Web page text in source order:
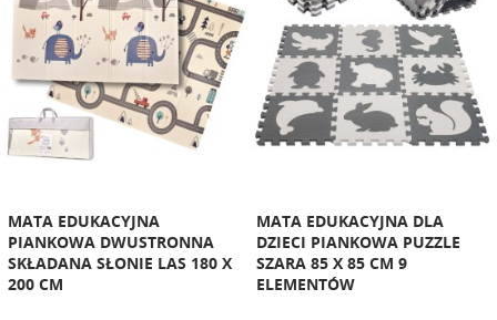
MATA EDUKACYJNA
PIANKOWA DWUSTRONNA
SKŁADANA SŁONIE LAS 180 X
200 CM
MATA EDUKACYJNA DLA
DZIECI PIANKOWA PUZZLE
SZARA 85 X 85 CM 9
ELEMENTÓW